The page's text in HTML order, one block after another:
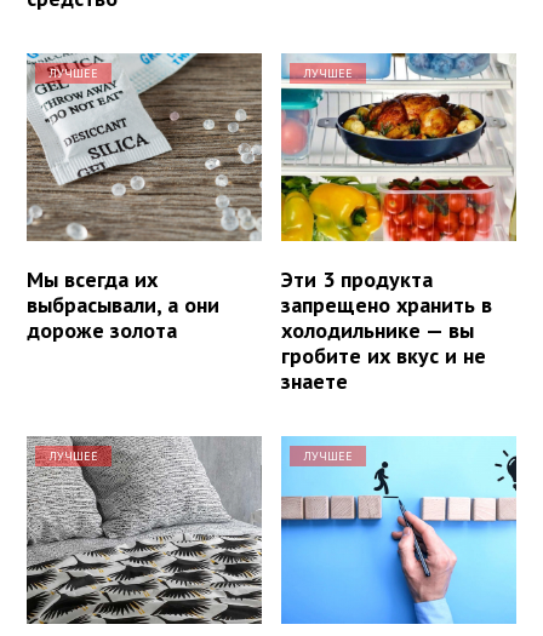
ЛУЧШЕЕ
Мы всегда их
выбрасывали, а они
дороже золота
ЛУЧШЕЕ
Эти 3 продукта
запрещено хранить в
холодильнике — вы
гробите их вкус и не
знаете
ЛУЧШЕЕ ЛУЧШЕЕ